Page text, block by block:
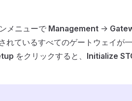
メニューで Management ->
れているすべてのゲートウェイが
をクリックすると、 Initialize